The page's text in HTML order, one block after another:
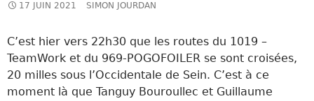
17 JUIN 2021 SIMON JOURDAN
C’est hier vers 22h30 que les routes du 1019 –
TeamWork et du 969-POGOFOILER se sont croisées,
20 milles sous l’Occidentale de Sein. C’est à ce
moment là que Tanguy Bouroullec et Guillaume